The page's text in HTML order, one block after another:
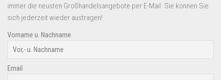
immer die neusten Großhandelsangebote per E-Mail. Sie können Sie
sich jederzeit wieder austragen!
Vorname u. Nachname
Email